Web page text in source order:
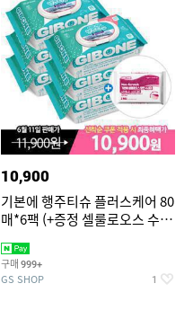
10,900
기본에 행주티슈 플러스케어 80
매*6팩 (+증정 셀룰로오스 수세
구매 999+
GS SHOP 1